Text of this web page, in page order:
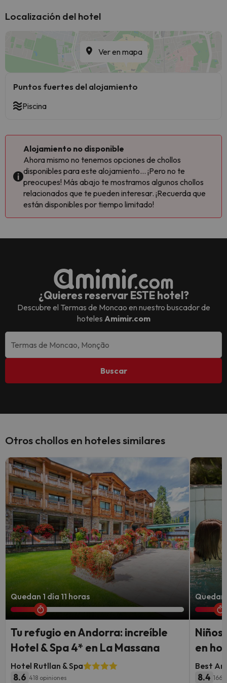
Localización del hotel
Ver en mapa
Puntos fuertes del alojamiento
Piscina
Alojamiento no disponible
Ahora mismo no tenemos opciones de chollos
disponibles para este alojamiento... ¡Pero no te
preocupes! Más abajo te mostramos algunos chollos
relacionados que te pueden interesar. ¡Recuerda que
están disponibles por tiempo limitado!
¿Quieres reservar ESTE hotel?
Descubre el Termas de Moncao en nuestro buscador de
hoteles Amimir.com
Buscar
Otros chollos en hoteles similares
Quedan 1 día 11 horas
Tu refugio en Andorra: increíble
Hotel & Spa 4* en La Massana
Hotel Rutllan & Spa
8.6 418 opiniones
Quedan
Niños
en
Best
8.4